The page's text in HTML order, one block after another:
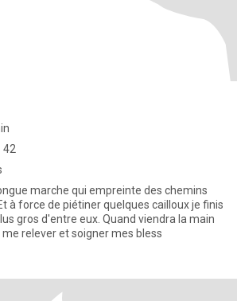
42
marche qui empreinte des chemins
gros d'entre eux. Quand viendra la main
tendue vers moi pour me relever et soigner mes bless